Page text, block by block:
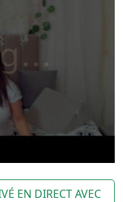
EN DIRECT AVEC